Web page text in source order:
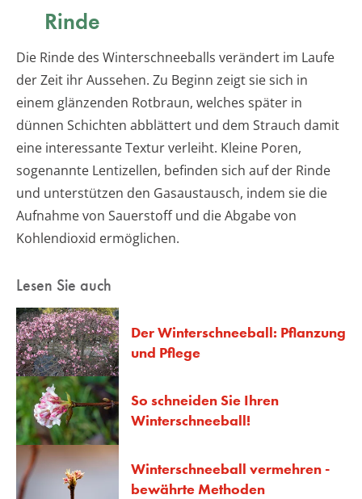
Rinde
Die Rinde des Winterschneeballs verändert im Laufe
der Zeit ihr Aussehen. Zu Beginn zeigt sie sich in
einem glänzenden Rotbraun, welches später in
dünnen Schichten abblättert und dem Strauch damit
eine interessante Textur verleiht. Kleine Poren,
sogenannte Lentizellen, befinden sich auf der Rinde
und unterstützen den Gasaustausch, indem sie die
Aufnahme von Sauerstoff und die Abgabe von
Kohlendioxid ermöglichen.
Lesen Sie auch
Der Winterschneeball: Pflanzung
und Pflege
So schneiden Sie Ihren
Winterschneeball!
Winterschneeball vermehren -
bewährte Methoden